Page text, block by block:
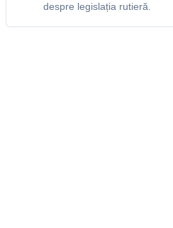
despre legislația rutieră.